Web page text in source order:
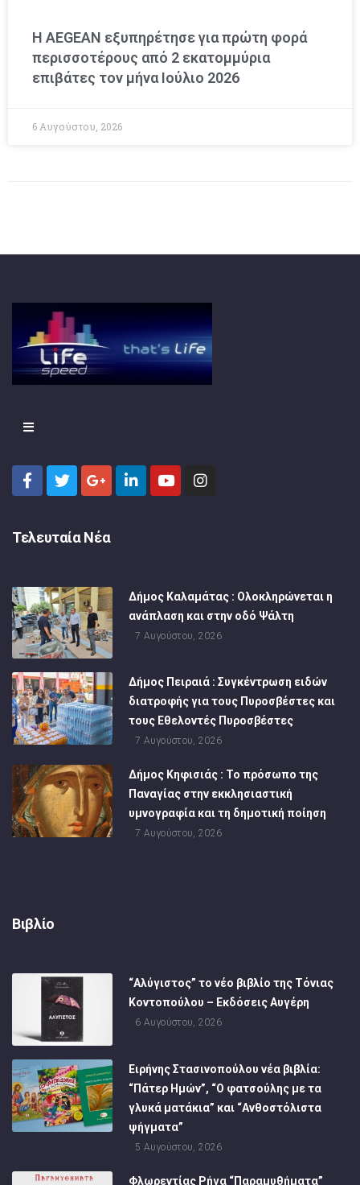
Η AEGEAN εξυπηρέτησε για πρώτη φορά
περισσοτέρους από 2 εκατομμύρια
επιβάτες τον μήνα Ιούλιο 2026
6 Αυγούστου, 2026
Τελευταία Νέα
Δήμος Καλαμάτας : Ολοκληρώνεται η
ανάπλαση και στην οδό Ψάλτη
7 Αυγούστου, 2026
Δήμος Πειραιά : Συγκέντρωση ειδών
διατροφής για τους Πυροσβέστες και
τους Εθελοντές Πυροσβέστες
7 Αυγούστου, 2026
Δήμος Κηφισιάς : Το πρόσωπο της
Παναγίας στην εκκλησιαστική
υμνογραφία και τη δημοτική ποίηση
7 Αυγούστου, 2026
Βιβλίο
“Αλύγιστος” το νέο βιβλίο της Τόνιας
Κοντοπούλου – Εκδόσεις Αυγέρη
6 Αυγούστου, 2026
Ειρήνης Στασινοπούλου νέα βιβλία:
“Πάτερ Ημών”, “Ο φατσούλης με τα
γλυκά ματάκια” και “Ανθοστόλιστα
ψήγματα”
5 Αυγούστου, 2026
Φλωρεντίας Ρήγα “Παραμυθήματα”